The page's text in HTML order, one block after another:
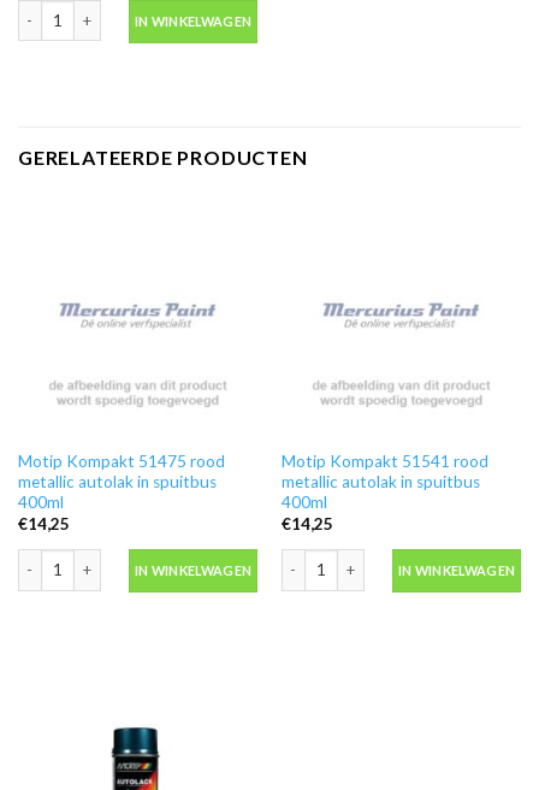
Ontvetter M600 in blik 500ml -Motip 000186 aantal
IN WINKELWAGEN
GERELATEERDE PRODUCTEN
Motip Kompakt 51475 rood
metallic autolak in spuitbus
400ml
€14,25
Motip Kompakt 51475 rood metallic autolak in spuitbus 400ml aantal
IN WINKELWAGEN
Motip Kompakt 51541 rood
metallic autolak in spuitbus
400ml
€14,25
Motip Kompakt 51541 rood metallic
IN WINKELWAGEN